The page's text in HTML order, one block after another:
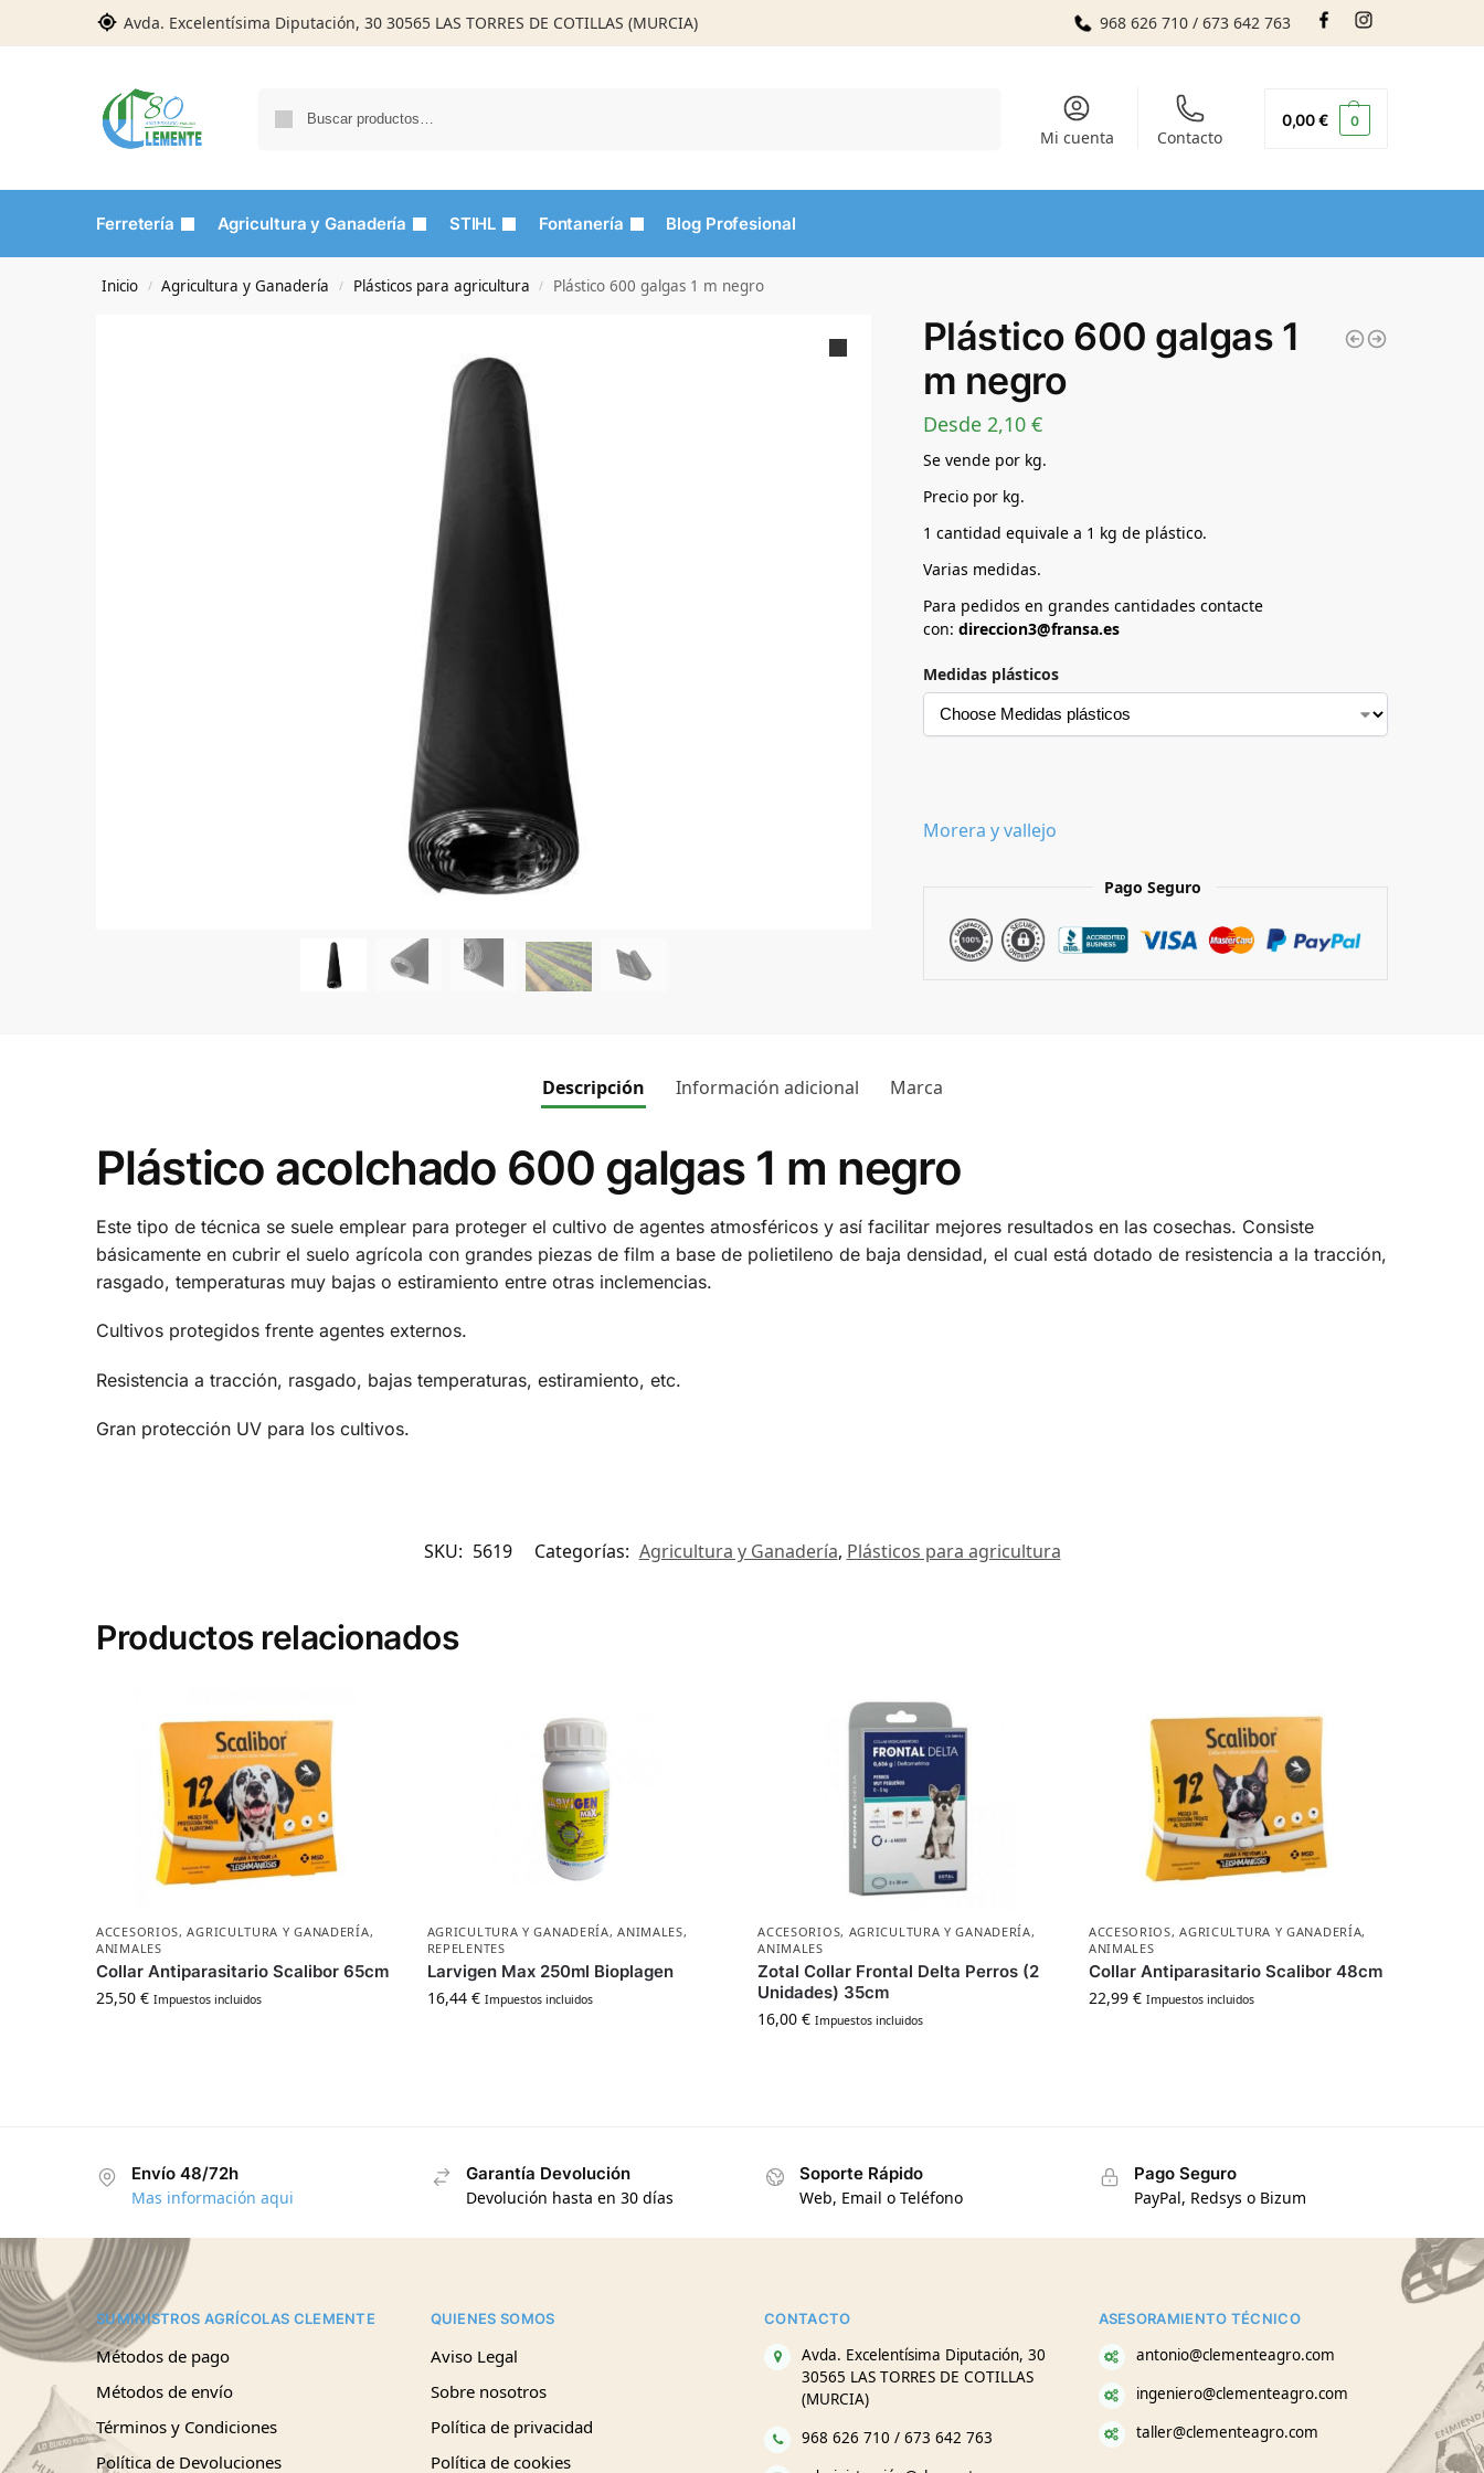
Avda. Excelentísima Diputación, 30 30565 LAS TORRES DE COTILLAS (MURCIA) 968 626 710 / 673 642 763
Mi cuenta Contacto
0,00€ 0
Ferretería Agricultura y Ganadería STIHL Fontanería Blog Profesional
Inicio / Agricultura y Ganadería / Plásticos para agricultura / Plástico 600 galgas 1 m negro
Plástico 600 galgas 1
m negro
Desde 2,10 €
Se vende por kg.
Precio por kg.
1 cantidad equivale a 1 kg de plástico.
Varias medidas.
Para pedidos en grandes cantidades contacte
con: direccion3@fransa.es
Medidas plásticos
Morera y vallejo
Pago Seguro
Descripción Información adicional Marca
Plástico acolchado 600 galgas 1 m negro
Este tipo de técnica se suele emplear para proteger el cultivo de agentes atmosféricos y así facilitar mejores resultados en las cosechas. Consiste
básicamente en cubrir el suelo agrícola con grandes piezas de film a base de polietileno de baja densidad, el cual está dotado de resistencia a la tracción,
rasgado, temperaturas muy bajas o estiramiento entre otras inclemencias.
Cultivos protegidos frente agentes externos.
Resistencia a tracción, rasgado, bajas temperaturas, estiramiento, etc.
Gran protección UV para los cultivos.
SKU: 5619 Categorías: Agricultura y Ganadería, Plásticos para agricultura
Productos relacionados
ACCESORIOS,AGRICULTURA Y GANADERÍA,
ANIMALES
Collar Antiparasitario Scalibor 65cm
25,50€ Impuestos incluidos
AGRICULTURA Y GANADERÍA,ANIMALES,
REPELENTES
Larvigen Max 250ml Bioplagen
16,44 € Impuestos incluidos
ACCESORIOS, AGRICULTURA Y GANADERÍA,
ANIMALES
Zotal Collar Frontal Delta Perros (2
Unidades) 35cm
16,00€ Impuestos incluidos
ACCESORIOS,AGRICULTURA Y GANADERÍA,
ANIMALES
Collar Antiparasitario Scalibor 48cm
22,99 € Impuestos incluidos
Envío 48/72h
Mas información aqui
Garantía Devolución
Devolución hasta en 30 días
Soporte Rápido
Web, Email o Teléfono
Pago Seguro
PayPal, Redsys o Bizum
SUMINISTROS AGRÍCOLAS CLEMENTE
Métodos de pago
Métodos de envío
Términos y Condiciones
Política de Devoluciones
QUIENES SOMOS
Aviso Legal
Sobre nosotros
Política de privacidad
Política de cookies
CONTACTO
Avda. Excelentísima Diputación, 30
30565 LAS TORRES DE COTILLAS
(MURCIA)
968 626 710 / 673 642 763
ASESORAMIENTO TÉCNICO
antonio@clementeagro.com
ingeniero@clementeagro.com
taller@clementeagro.com